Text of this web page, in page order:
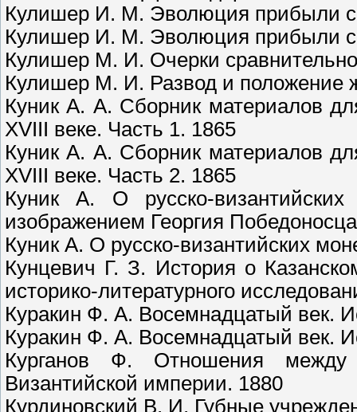
Кулишер И. М. Эволюция прибыли с
Кулишер И. М. Эволюция прибыли с
Кулишер М. И. Очерки
Кулишер М. И. Развод и положение
Куник А. А. Сборник материалов
XVIII веке. Часть 1. 1865
Куник А. А. Сборник материалов
XVIII веке. Часть 2. 1865
Куник А. О русско-
изображением Георгия
Куник А. О русско-византийских
Кунцевич Г. З. История о
историко-литературного
Куракин Ф. А. Восемнадцатый век.
Куракин Ф. А. Восемнадцатый век.
Курганов Ф. Отношения
Византийской империи. 1880
Курдиновский В. И. Губные